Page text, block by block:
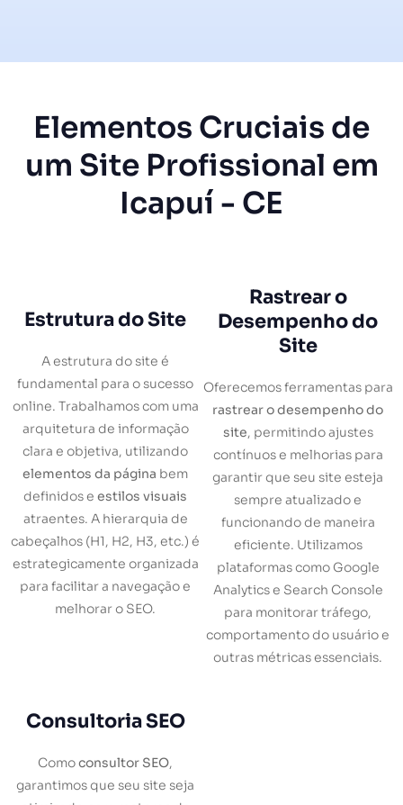
Elementos Cruciais de
um Site Profissional em
Icapuí - CE
Estrutura do Site
A estrutura do site é
fundamental para o sucesso
online. Trabalhamos com uma
arquitetura de informação
clara e objetiva, utilizando
elementos da página bem
definidos e estilos visuais
atraentes. A hierarquia de
cabeçalhos (H1, H2, H3, etc.) é
estrategicamente organizada
para facilitar a navegação e
melhorar o SEO.
Rastrear o
Desempenho do
Site
Oferecemos ferramentas para
rastrear o desempenho do
site, permitindo ajustes
contínuos e melhorias para
garantir que seu site esteja
sempre atualizado e
funcionando de maneira
eficiente. Utilizamos
plataformas como Google
Analytics e Search Console
para monitorar tráfego,
comportamento do usuário e
outras métricas essenciais.
Consultoria SEO
Comoconsultor SEO,
garantimos que seu site seja